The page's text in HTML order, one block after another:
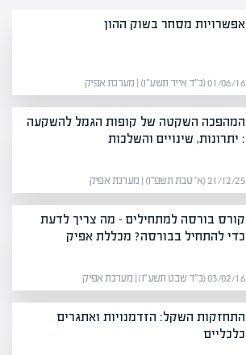
אפשרויות מסחר בשוק ההון
01/06/16 (כ״ד אייר תשע״ו) | מערכת אפיק
המהפכה השקטה של קופות הגמל להשקעה
: יתרונות, שינויים והשלכות
21/12/25 (א׳ טבת תשפ״ו) | מערכת אפיק
קורס בורסה למתחילים – מה צריך לדעת
כדי להתחיל בבורסה? מכללת אפיק
03/02/16 (כ״ד שבט תשע״ו) | מערכת אפיק
התחזקות השקל: הזדמנויות ואתגרים
כלכליים